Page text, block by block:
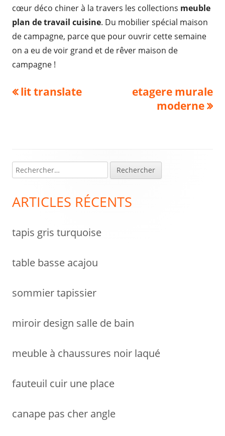
cœur déco chiner à la travers les collections meuble
plan de travail cuisine. Du mobilier spécial maison
de campagne, parce que pour ouvrir cette semaine
on a eu de voir grand et de rêver maison de
campagne !
Navigation
Previous
lit translate
Next
article:
etagere murale
moderne
Colonne
latérale
e
h
r
e
ARTICLES RÉCENTS
tapis gris turquoise
table basse acajou
sommier tapissier
miroir design salle de bain
meuble à chaussures noir laqué
fauteuil cuir une place
canape pas cher angle